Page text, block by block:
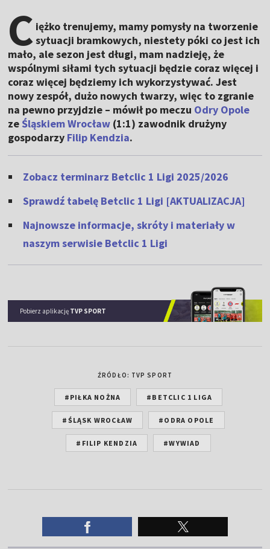
C iężko trenujemy, mamy pomysły na tworzenie
sytuacji bramkowych, niestety póki co jest ich
mało, ale sezon jest długi, mam nadzieję, że
wspólnymi siłami tych sytuacji będzie coraz więcej i
coraz więcej będziemy ich wykorzystywać. Jest
nowy zespół, dużo nowych twarzy, więc to zgranie
na pewno przyjdzie – mówił po meczu Odry Opole
ze Śląskiem Wrocław (1:1) zawodnik drużyny
gospodarzy Filip Kendzia.
Zobacz terminarz Betclic 1 Ligi 2025/2026
Sprawdź tabelę Betclic 1 Ligi [AKTUALIZACJA]
Najnowsze informacje, skróty i materiały w
naszym serwisie Betclic 1 Ligi
Pobierz aplikację TVP SPORT
ŹRÓDŁO: TVP SPORT
#PIŁKA NOŻNA #BETCLIC 1 LIGA
#ŚLĄSK WROCŁAW #ODRA OPOLE
#FILIP KENDZIA #WYWIAD